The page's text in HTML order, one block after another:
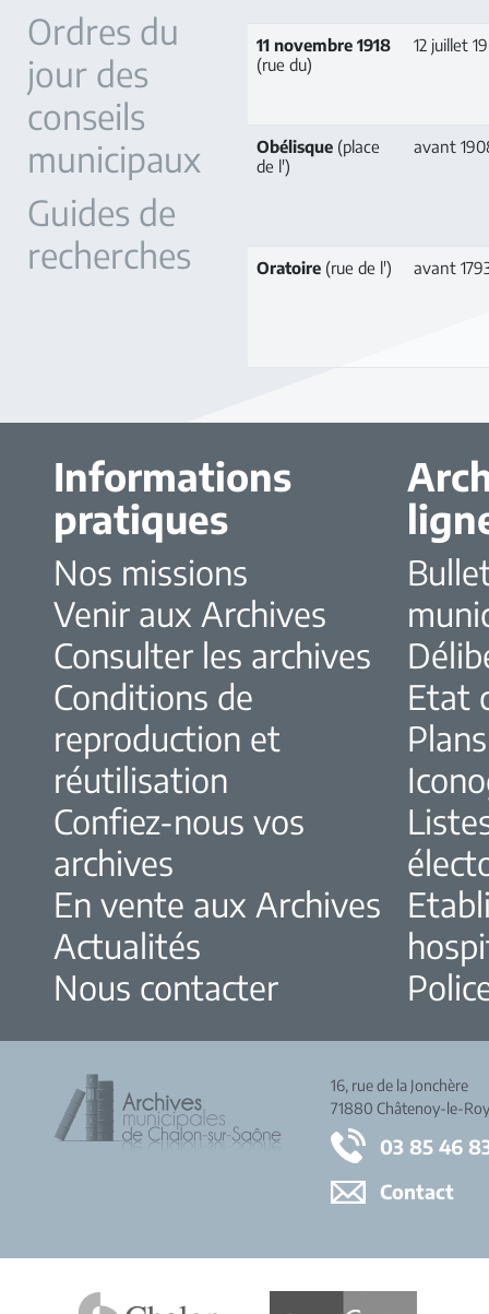
Ordres du
jour des
conseils
municipaux
Guides de
recherches
11 novembre 1918
(rue du)
12 juillet
Obélisque (place
de l')
avant
Oratoire (rue de l') avant
Informations
pratiques
Nos missions
Venir aux Archives
Consulter les archives
Conditions de
reproduction et
réutilisation
Confiez-nous vos
archives
En vente aux Archives
Actualités
Nous contacter
Etat
Plans
16, rue de la Jonchère
71880 Châtenoy-le-
03 85 46
Contact